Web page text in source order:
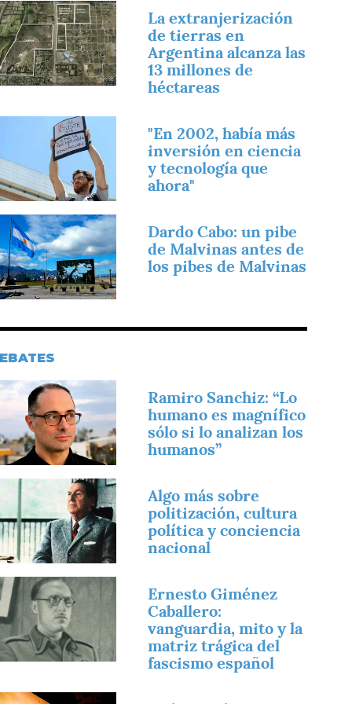
La extranjerización
de tierras en
Argentina alcanza las
13 millones de
héctareas
"En 2002, había más
inversión en ciencia
y tecnología que
ahora"
Dardo Cabo: un pibe
de Malvinas antes de
los pibes de Malvinas
Ramiro Sanchiz: “Lo
humano es magnífico
sólo si lo analizan los
humanos”
Algo más sobre
politización, cultura
política y conciencia
nacional
Ernesto Giménez
Caballero:
vanguardia, mito y la
matriz trágica del
fascismo español